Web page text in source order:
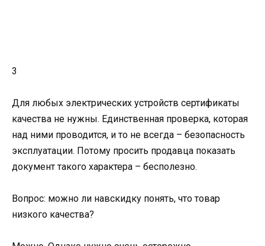
3
Для любых электрических устройств сертификаты
качества не нужны. Единственная проверка, которая
над ними проводится, и то не всегда – безопасность
эксплуатации. Потому просить продавца показать
документ такого характера – бесполезно.
Вопрос: можно ли навскидку понять, что товар
низкого качества?